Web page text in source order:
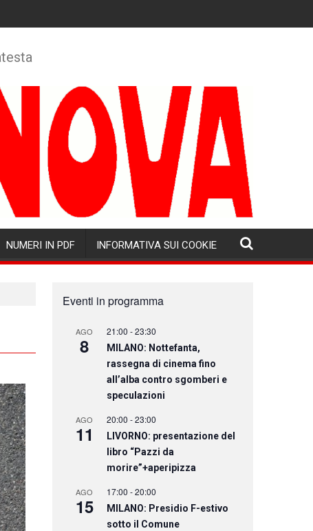
NUMERI IN PDF INFORMATIVA SUI COOKIE
Eventi in programma
AGO
8
21:00 -23:30
MILANO: Nottefanta,
rassegna di cinema fino
all’alba contro sgomberi e
speculazioni
AGO
11
20:00 -23:00
LIVORNO: presentazione del
libro “Pazzi da
morire”+aperipizza
AGO
15
17:00 -20:00
MILANO: Presidio F-estivo
sotto il Comune